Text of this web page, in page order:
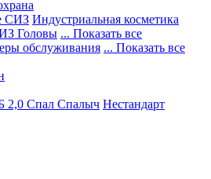
СИЗ Индустриальная косметика
Головы ... Показать все
обслуживания ... Показать все
2,0 Спал Спалыч Нестандарт